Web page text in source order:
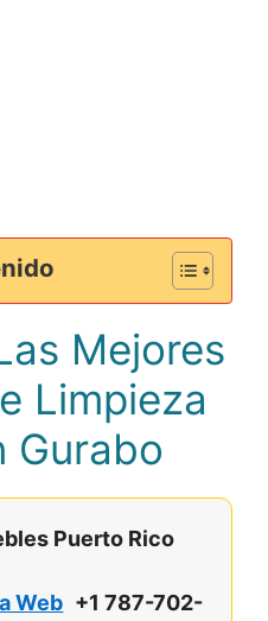
Mejores
Limpieza
Gurabo
Puerto Rico
Web +1 787-702-